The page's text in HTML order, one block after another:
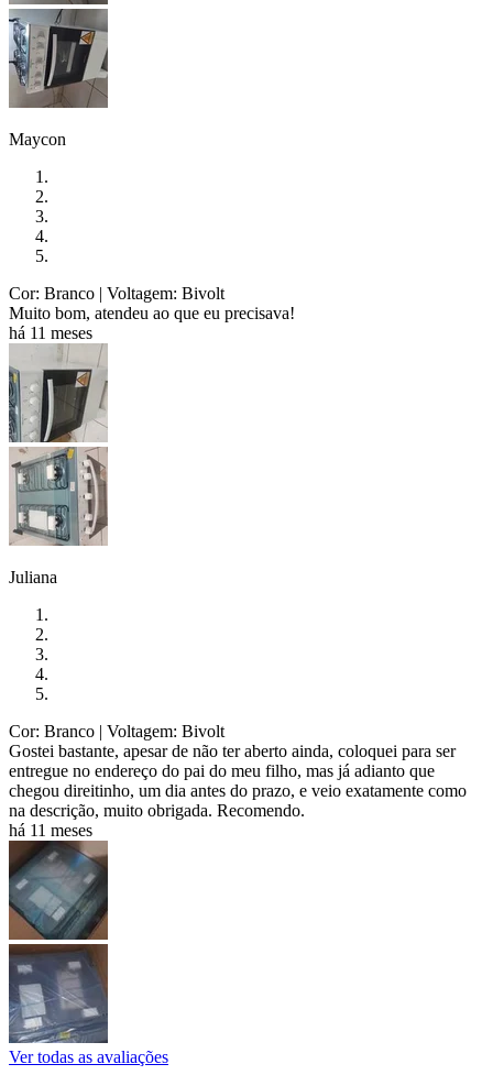
Maycon
Cor: Branco | Voltagem: Bivolt
Muito bom, atendeu ao que eu precisava!
há 11 meses
Juliana
Cor: Branco | Voltagem: Bivolt
Gostei bastante, apesar de não ter aberto ainda, coloquei para ser
entregue no endereço do pai do meu filho, mas já adianto que
chegou direitinho, um dia antes do prazo, e veio exatamente como
na descrição, muito obrigada. Recomendo.
há 11 meses
Ver todas as avaliações